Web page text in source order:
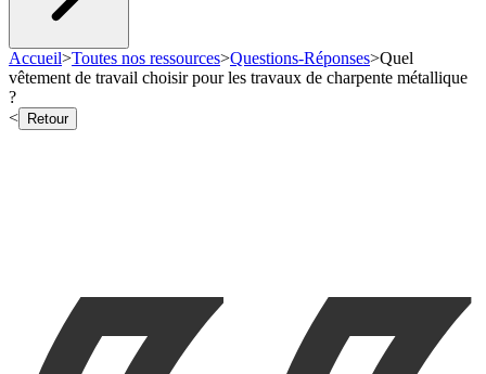
Accueil>Toutes nos ressources>Questions-Réponses>Quel
vêtement de travail choisir pour les travaux de charpente métallique
?
<
Retour